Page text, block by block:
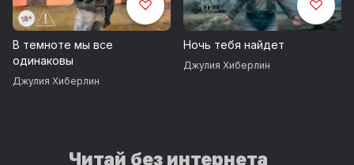
В темноте мы все
одинаковы
Джулия Хиберлин
Ночь тебя найдет
Джулия Хиберлин
Читай без интернета